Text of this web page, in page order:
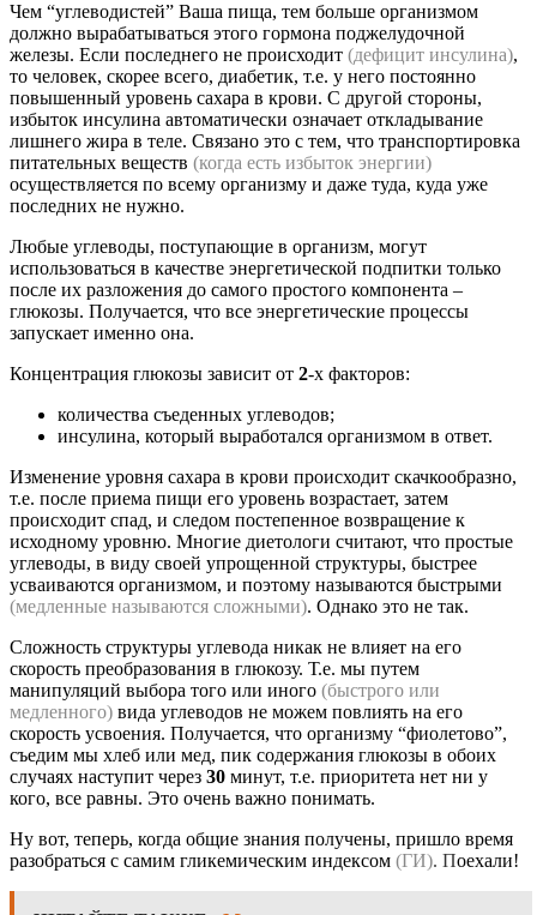
Чем “углеводистей” Ваша пища, тем больше организмом
должно вырабатываться этого гормона поджелудочной
железы. Если последнего не происходит (дефицит инсулина),
то человек, скорее всего, диабетик, т.е. у него постоянно
повышенный уровень сахара в крови. С другой стороны,
избыток инсулина автоматически означает откладывание
лишнего жира в теле. Связано это с тем, что транспортировка
питательных веществ (когда есть избыток энергии)
осуществляется по всему организму и даже туда, куда уже
последних не нужно.
Любые углеводы, поступающие в организм, могут
использоваться в качестве энергетической подпитки только
после их разложения до самого простого компонента –
глюкозы. Получается, что все энергетические процессы
запускает именно она.
Концентрация глюкозы зависит от 2-х факторов:
количества съеденных углеводов;
инсулина, который выработался организмом в ответ.
Изменение уровня сахара в крови происходит скачкообразно,
т.е. после приема пищи его уровень возрастает, затем
происходит спад, и следом постепенное возвращение к
исходному уровню. Многие диетологи считают, что простые
углеводы, в виду своей упрощенной структуры, быстрее
усваиваются организмом, и поэтому называются быстрыми
(медленные называются сложными). Однако это не так.
Сложность структуры углевода никак не влияет на его
скорость преобразования в глюкозу. Т.е. мы путем
манипуляций выбора того или иного (быстрого или
медленного) вида углеводов не можем повлиять на его
скорость усвоения. Получается, что организму “фиолетово”,
съедим мы хлеб или мед, пик содержания глюкозы в обоих
случаях наступит через 30 минут, т.е. приоритета нет ни у
кого, все равны. Это очень важно понимать.
Ну вот, теперь, когда общие знания получены, пришло время
разобраться с самим гликемическим индексом (ГИ). Поехали!